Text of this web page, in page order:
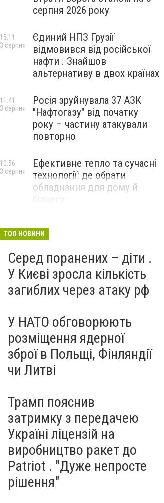
серпня 2026 року
Єдиний НПЗ Грузії
відмовився від російської
нафти . Знайшов
альтернативу в двох країнах
15:11
3 серпня
Росія зруйнувала 37 АЗК
"Нафтогазу" від початку
року – частину атакували
повторно
11:41
3 серпня
Ефективне тепло та сучасні
технології: де обрати
обладнання для дому й
бізнесу
10:56
3 серпня
ТОП НОВИНИ
Серед поранених – діти .
У Києві зросла кількість
загиблих через атаку рф
У НАТО обговорюють
розміщення ядерної
зброї в Польщі, Фінляндії
чи Литві
Трамп пояснив
затримку з передачею
Україні ліцензій на
виробництво ракет до
Patriot . "Дуже непросте
рішення"